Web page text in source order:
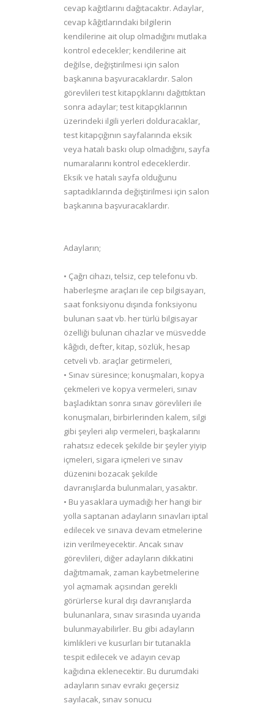
cevap kağıtlarını dağıtacaktır. Adaylar,
cevap kâğıtlarındaki bilgilerin
kendilerine ait olup olmadığını mutlaka
kontrol edecekler; kendilerine ait
değilse, değiştirilmesi için salon
başkanına başvuracaklardır. Salon
görevlileri test kitapçıklarını dağıttıktan
sonra adaylar; test kitapçıklarının
üzerindeki ilgili yerleri dolduracaklar,
test kitapçığının sayfalarında eksik
veya hatalı baskı olup olmadığını, sayfa
numaralarını kontrol edeceklerdir.
Eksik ve hatalı sayfa olduğunu
saptadıklarında değiştirilmesi için salon
başkanına başvuracaklardır.
Adayların;
• Çağrı cihazı, telsiz, cep telefonu vb.
haberleşme araçları ile cep bilgisayarı,
saat fonksiyonu dışında fonksiyonu
bulunan saat vb. her türlü bilgisayar
özelliği bulunan cihazlar ve müsvedde
kâğıdı, defter, kitap, sözlük, hesap
cetveli vb. araçlar getirmeleri,
• Sınav süresince; konuşmaları, kopya
çekmeleri ve kopya vermeleri, sınav
başladıktan sonra sınav görevlileri ile
konuşmaları, birbirlerinden kalem, silgi
gibi şeyleri alıp vermeleri, başkalarını
rahatsız edecek şekilde bir şeyler yiyip
içmeleri, sigara içmeleri ve sınav
düzenini bozacak şekilde
davranışlarda bulunmaları, yasaktır.
• Bu yasaklara uymadığı her hangi bir
yolla saptanan adayların sınavları iptal
edilecek ve sınava devam etmelerine
izin verilmeyecektir. Ancak sınav
görevlileri, diğer adayların dikkatini
dağıtmamak, zaman kaybetmelerine
yol açmamak açısından gerekli
görürlerse kural dışı davranışlarda
bulunanlara, sınav sırasında uyarıda
bulunmayabilirler. Bu gibi adayların
kimlikleri ve kusurları bir tutanakla
tespit edilecek ve adayın cevap
kağıdına eklenecektir. Bu durumdaki
adayların sınav evrakı geçersiz
sayılacak, sınav sonucu